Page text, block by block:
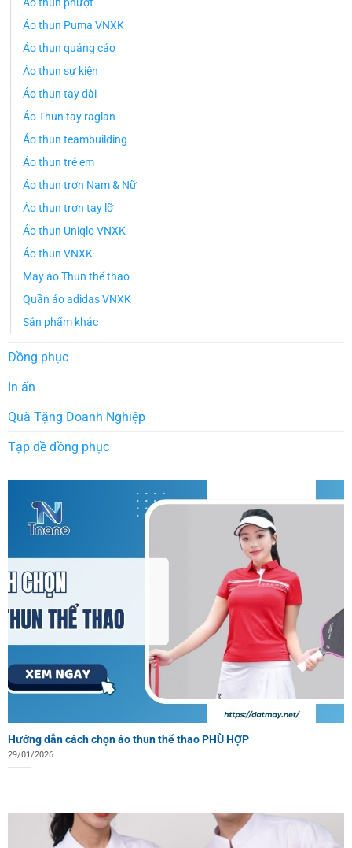
Áo thun Puma VNXK
Áo thun quảng cáo
Áo thun sự kiện
Áo thun tay dài
Áo Thun tay raglan
Áo thun teambuilding
Áo thun trẻ em
Áo thun trơn Nam & Nữ
Áo thun trơn tay lỡ
Áo thun Uniqlo VNXK
Áo thun VNXK
May áo Thun thể thao
Quần áo adidas VNXK
Sản phẩm khác
Đồng phục
In ấn
Quà Tặng Doanh Nghiệp
Tạp dề đồng phục
Hướng dẫn cách chọn áo thun thể thao PHÙ HỢP
29/01/2026